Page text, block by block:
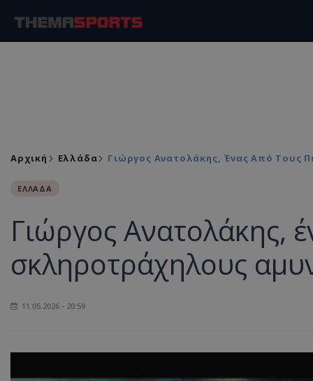
Αρχική Ελλάδα Γιώργος Ανατολάκης, Ένας Από Τους
ΕΛΛΑΔΑ
Γιώργος Ανατολάκης,
σκληροτράχηλους
11.05.2026 - 20:59